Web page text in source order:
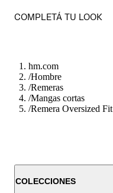
COMPLETÁ TU LOOK
hm.com
/Hombre
/Remeras
/Mangas cortas
/Remera Oversized Fit
COLECCIONES